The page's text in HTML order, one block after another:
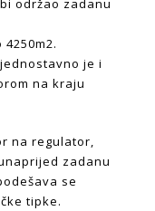
održao zadanu
je i
na kraju
na regulator,
zadanu
se
tipke.